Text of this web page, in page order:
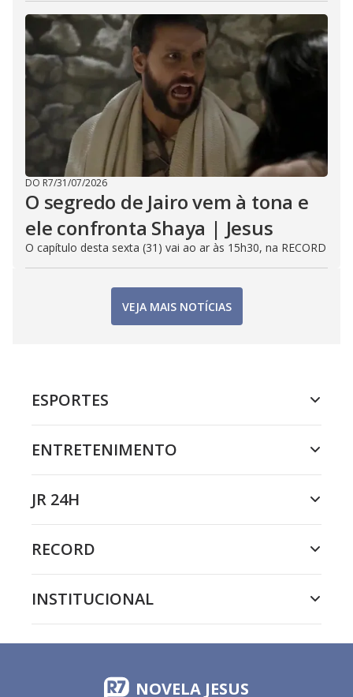
DO R7/31/07/2026
O segredo de Jairo vem à tona e
ele confronta Shaya | Jesus
O capítulo desta sexta (31) vai ao ar às 15h30, na RECORD
VEJA MAIS NOTÍCIAS
ESPORTES
ENTRETENIMENTO
JR 24H
RECORD
INSTITUCIONAL
NOVELA JESUS